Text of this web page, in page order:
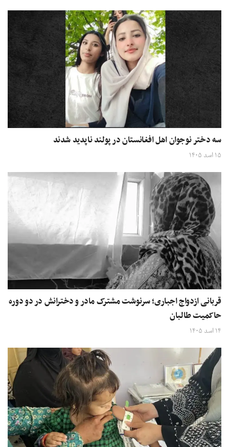
سه دختر نوجوان اهل افغانستان در پولند ناپدید شدند
۱۵ اسد ۱۴۰۵
قربانی ازدواج اجباری؛ سرنوشت مشترک مادر و دخترانش در دو دوره
حاکمیت طالبان
۱۴ اسد ۱۴۰۵